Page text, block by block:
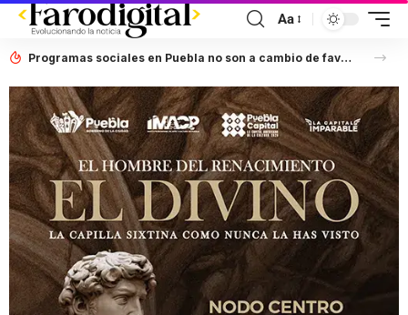
Aa
Programas sociales en Puebla no son a cambio de favores políticos: Artemisa